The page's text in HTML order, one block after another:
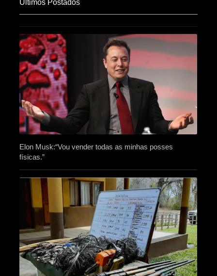
Últimos Postados
Elon Musk:“Vou vender todas as minhas posses
físicas.”